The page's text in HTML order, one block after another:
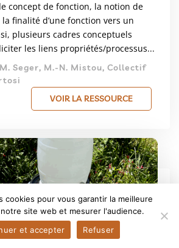
concept de fonction, la notion de
finalité d’une fonction vers un
plusieurs cadres conceptuels
les liens propriétés/processus...
Seger, M.-N. Mistou, Collectif
VOIR LA RESSOURCE
cookies pour vous garantir la meilleure
site web et mesurer l'audience.
et accepter
Refuser